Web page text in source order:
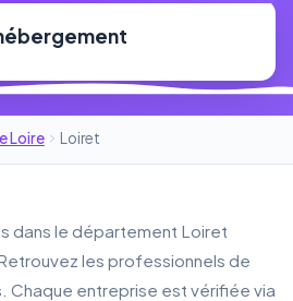
Loire Loiret
dans le département Loiret
les professionnels de
Chaque entreprise est vérifiée via